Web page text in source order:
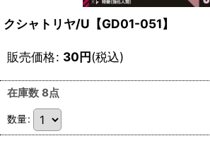
クシャトリヤ/U【GD01-051】
販売価格: 30円(税込)
在庫数 8点
数量: